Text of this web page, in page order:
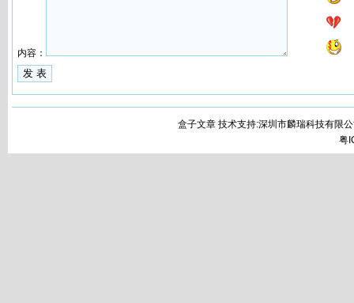
内容：
盒子文章 技术支持:深圳市麟瑞科技有限
粤